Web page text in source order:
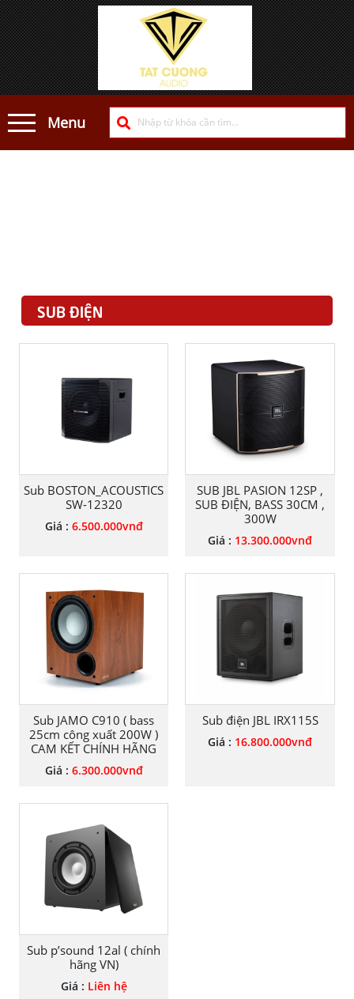
Menu
SUB ĐIỆN
Sub BOSTON_ACOUSTICS
SW-12320
Giá : 6.500.000vnđ
SUB JBL PASION 12SP ,
SUB ĐIỆN, BASS 30CM ,
300W
Giá : 13.300.000vnđ
Sub JAMO C910 ( bass
25cm công xuất 200W )
CAM KẾT CHÍNH HÃNG
Giá : 6.300.000vnđ
Sub điện JBL IRX115S
Giá : 16.800.000vnđ
Sub p’sound 12al ( chính
hãng VN)
Giá : Liên hệ